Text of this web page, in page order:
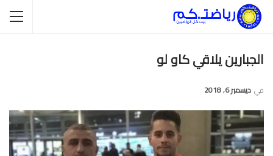
الجبارين يلاقي كاو لو
في ديسمبر 6, 2018